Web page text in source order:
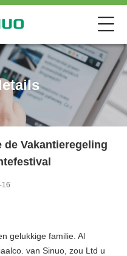
de Vakantieregeling
16
gelukkige familie. Al
van Sinuo, zou Ltd u